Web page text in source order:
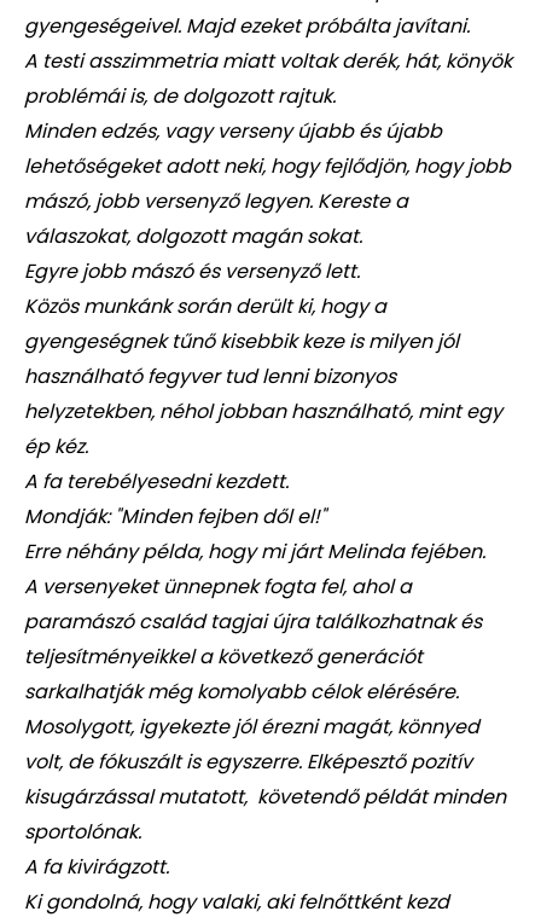
gyengeségeivel. Majd ezeket próbálta javítani.
A testi asszimmetria miatt voltak derék, hát, könyök
problémái is, de dolgozott rajtuk.
Minden edzés, vagy verseny újabb és újabb
lehetőségeket adott neki, hogy fejlődjön, hogy jobb
mászó, jobb versenyző legyen. Kereste a
válaszokat, dolgozott magán sokat.
Egyre jobb mászó és versenyző lett.
Közös munkánk során derült ki, hogy a
gyengeségnek tűnő kisebbik keze is milyen jól
használható fegyver tud lenni bizonyos
helyzetekben, néhol jobban használható, mint egy
ép kéz.
A fa terebélyesedni kezdett.
Mondják: "Minden fejben dől el!"
Erre néhány példa, hogy mi járt Melinda fejében.
A versenyeket ünnepnek fogta fel, ahol a
paramászó család tagjai újra találkozhatnak és
teljesítményeikkel a következő generációt
sarkalhatják még komolyabb célok elérésére.
Mosolygott, igyekezte jól érezni magát, könnyed
volt, de fókuszált is egyszerre. Elképesztő pozitív
kisugárzással mutatott, követendő példát minden
sportolónak.
A fa kivirágzott.
Ki gondolná, hogy valaki, aki felnőttként kezd